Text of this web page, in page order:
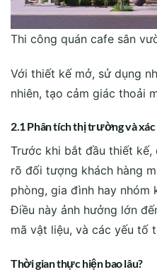
Thi công quán cafe sân
Với thiết kế mở, sử dụng
nhiên, tạo cảm giác thoải
2.1 Phân tích thị trường và
Trước khi bắt đầu thiết kế,
rõ đối tượng khách hàng
phòng, gia đình hay nhóm
Điều này ảnh hưởng lớn
mã vật liệu, và các yếu tố
Thời gian thực hiện bao lâu?